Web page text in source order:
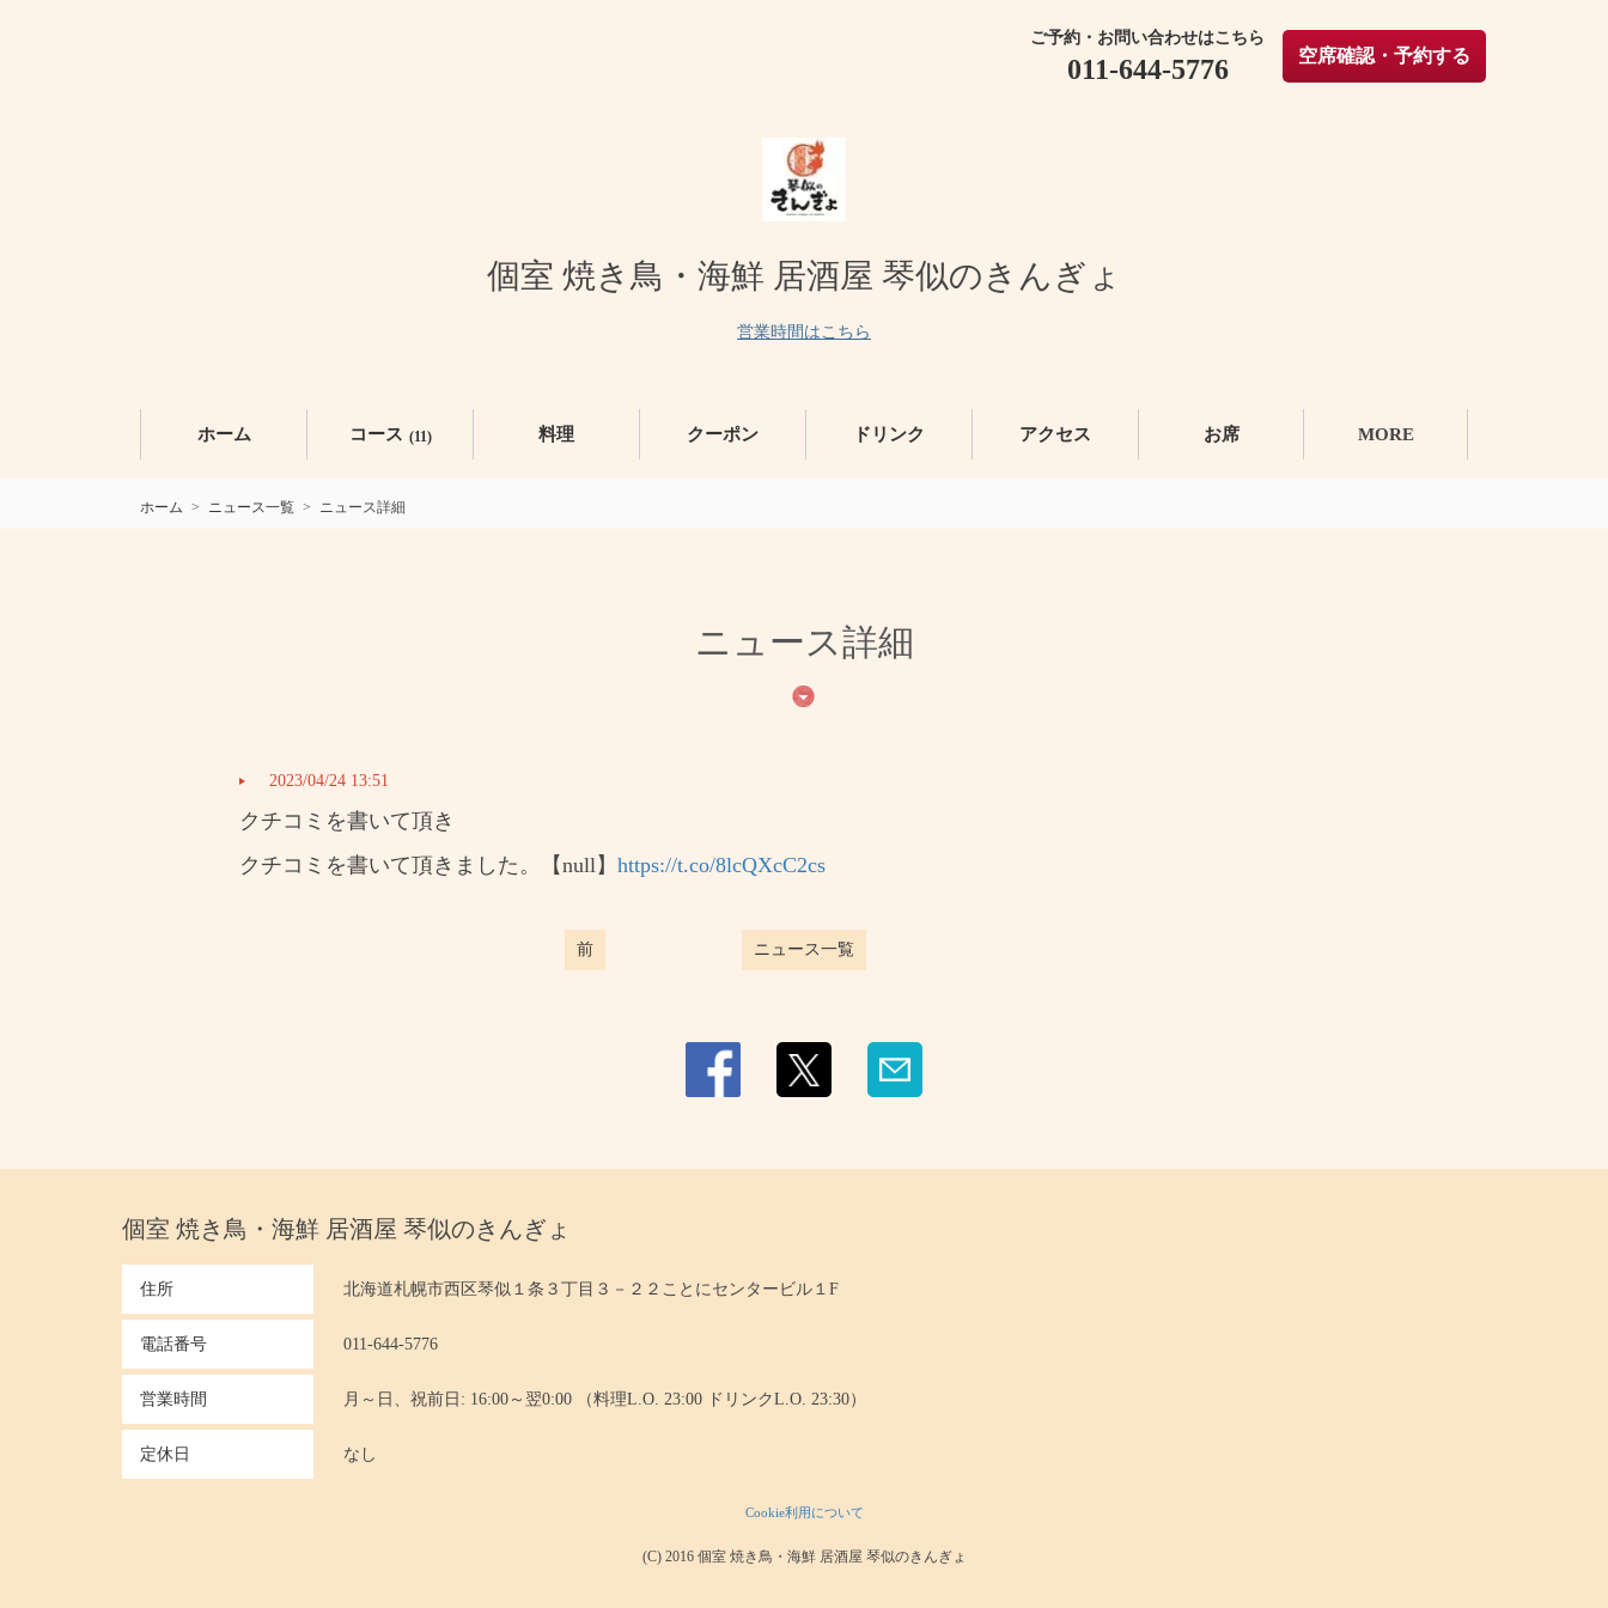
ご予約・お問い合わせはこちら
011-644-5776 空席確認・予約する
個室 焼き鳥・海鮮 居酒屋 琴似のきんぎょ
営業時間はこちら
ホーム コース (11) 料理 クーポン ドリンク アクセス お席 MORE
ホーム ニュース一覧 ニュース詳細
ニュース詳細
2023/04/24 13:51
クチコミを書いて頂き
クチコミを書いて頂きました。【null】 https://t.co/8lcQXcC2cs
前 ニュース一覧
個室 焼き鳥・海鮮 居酒屋 琴似のきんぎょ
住所 北海道札幌市西区琴似１条３丁目３－２２ことにセンタービル１F
電話番号 011-644-5776
営業時間 月～日、祝前日: 16:00～翌0:00 （料理L.O. 23:00 ドリンクL.O. 23:30）
定休日 なし
Cookie利用について
(C) 2016 個室 焼き鳥・海鮮 居酒屋 琴似のきんぎょ